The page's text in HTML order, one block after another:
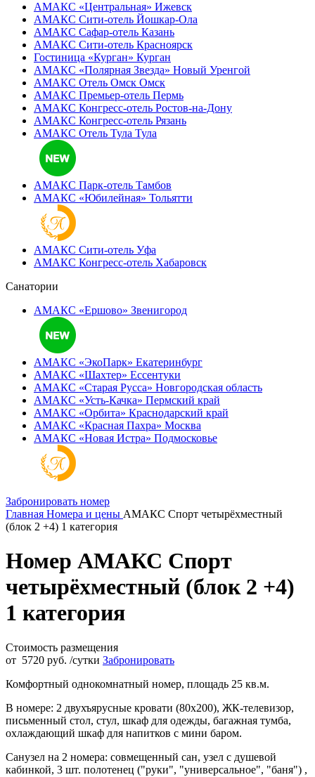
АМАКС «‎Центральная» Ижевск
АМАКС Сити-отель Йошкар-Ола
АМАКС Сафар-отель Казань
АМАКС Сити-отель Красноярск
Гостиница «‎Курган» Курган
АМАКС «Полярная Звезда» Новый Уренгой
АМАКС Отель ‎Омск Омск
АМАКС Премьер-отель Пермь
АМАКС Конгресс-отель Ростов-на-Дону
АМАКС Конгресс-отель Рязань
АМАКС Отель Тула Тула
АМАКС Парк-отель Тамбов
АМАКС «‎Юбилейная» Тольятти
АМАКС Сити-отель Уфа
АМАКС Конгресс-отель Хабаровск
Санатории
АМАКС «Ершово» Звенигород
АМАКС «ЭкоПарк» Екатеринбург
АМАКС «‎Шахтер» Ессентуки
АМАКС «‎Старая Русса» Новгородская область
АМАКС «‎Усть-Качка» Пермский край
АМАКС «‎Орбита» Краснодарский край
АМАКС «‎Красная Пахра» Москва
АМАКС «‎Новая Истра» Подмосковье
Забронировать номер
Главная Номера и цены АМАКС Спорт четырёхместный
(блок 2 +4) 1 категория
Номер АМАКС Спорт
четырёхместный (блок 2 +4)
1 категория
Стоимость размещения
от 5720 руб. /сутки Забронировать
Комфортный однокомнатный номер, площадь 25 кв.м.
В номере: 2 двухъярусные кровати (80х200), ЖК-телевизор,
письменный стол, стул, шкаф для одежды, багажная тумба,
охлаждающий шкаф для напитков с мини баром.
Санузел на 2 номера: совмещенный сан, узел с душевой
кабинкой, 3 шт. полотенец ("руки", "универсальное", "баня") ,